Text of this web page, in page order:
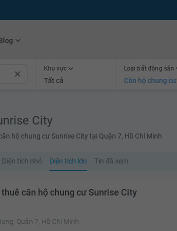
Khu vực
Tất cả
Loại bất động sản
Căn hộ chung cư
City
hộ chung cư Sunrise City tại Quận 7, Hồ Chí Minh
Diện tích nhỏ Diện tích lớn Tin đã xem
thuê căn hộ chung cư Sunrise City
Quận 7, Hồ Chí Minh